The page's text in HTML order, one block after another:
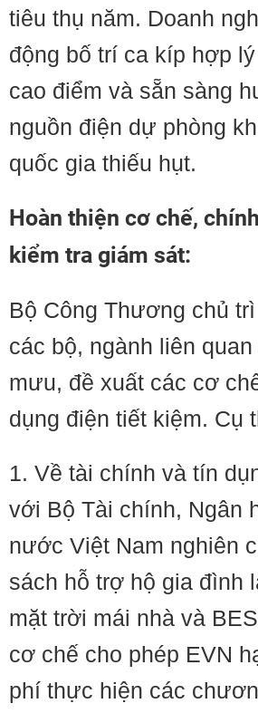
tiêu thụ năm. Doanh
động bố trí ca kíp hợp
cao điểm và sẵn sàng
nguồn điện dự phòng
quốc gia thiếu hụt.
Hoàn thiện cơ chế,
kiểm tra giám sát:
Bộ Công Thương chủ
các bộ, ngành liên
mưu, đề xuất các cơ
dụng điện tiết kiệm. Cụ
1. Về tài chính và tín
với Bộ Tài chính, Ngân
nước Việt Nam nghiên
sách hỗ trợ hộ gia đình
mặt trời mái nhà và
cơ chế cho phép EVN
phí thực hiện các